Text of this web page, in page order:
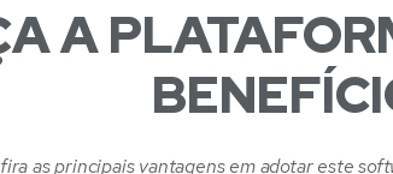
A
as principais vantagens em adotar este